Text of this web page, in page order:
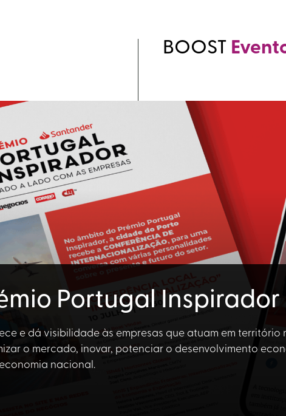
BOOST
Portugal Inspirador
e dá visibilidade às empresas que atuam em
o mercado, inovar, potenciar o desenvolvimento
nacional.